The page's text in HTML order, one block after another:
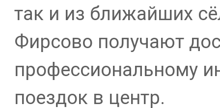
так и из ближайших
Фирсово получают
профессиональному
поездок в центр.